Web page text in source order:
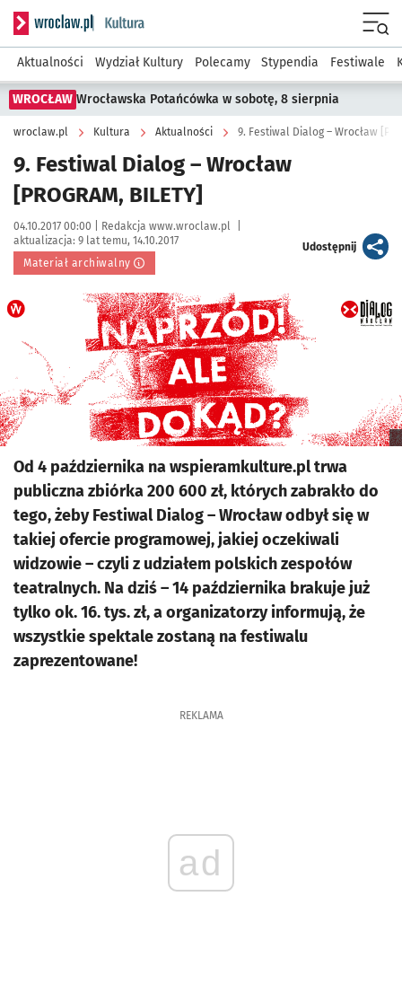
Serwis informacyjny wroclaw.pl podserwis: Kultura
Aktualności Wydział Kultury Polecamy Stypendia Festiwale
WROCŁAW Wrocławska Potańcówka w sobotę, 8 sierpnia
wroclaw.pl Kultura Aktualności 9. Festiwal Dialog – Wrocław
9. Festiwal Dialog – Wrocław
[PROGRAM, BILETY]
Data publikacji:
04.10.2017 00:00 | Autor:
Redakcja www.wroclaw.pl
aktualizacja: 9 lat temu, 14.10.2017
Materiał archiwalny
Udostępnijartykuł
Kliknij, aby powiększyć
Od 4 października na wspieramkulture.pl trwa
publiczna zbiórka 200 600 zł, których zabrakło do
tego, żeby Festiwal Dialog – Wrocław odbył się w
takiej ofercie programowej, jakiej oczekiwali
widzowie – czyli z udziałem polskich zespołów
teatralnych. Na dziś – 14 października brakuje już
tylko ok. 16. tys. zł, a organizatorzy informują, że
wszystkie spektale zostaną na festiwalu
zaprezentowane!
REKLAMA
ad